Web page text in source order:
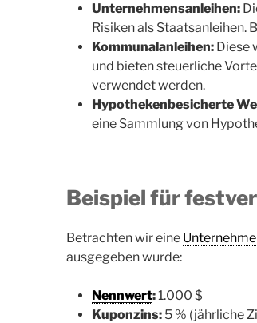
Unternehmensanleihen:
Risiken als Staatsanleihen.
Kommunalanleihen: Diese
und bieten steuerliche
verwendet werden.
Hypothekenbesicherte
eine Sammlung von
Beispiel für
Betrachten wir eine
ausgegeben wurde:
Nennwert: 1.000 $
Kuponzins: 5 % (jährliche